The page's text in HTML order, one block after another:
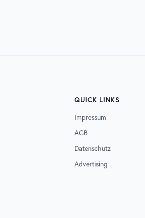
QUICK LINKS
Impressum
AGB
Datenschutz
Advertising